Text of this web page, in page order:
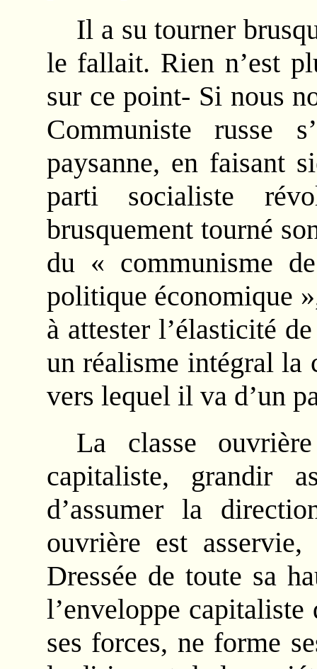
Il a su tourner
le fallait. Rien n’est
sur ce point- Si nous
Communiste russe
paysanne, en faisant
parti socialiste
brusquement tourné
du « communisme
politique économique
à attester l’élasticité
un réalisme intégral la
vers lequel il va d’un
La classe
capitaliste, grandir
d’assumer la
ouvrière est
Dressée de toute sa
l’enveloppe
ses forces, ne forme